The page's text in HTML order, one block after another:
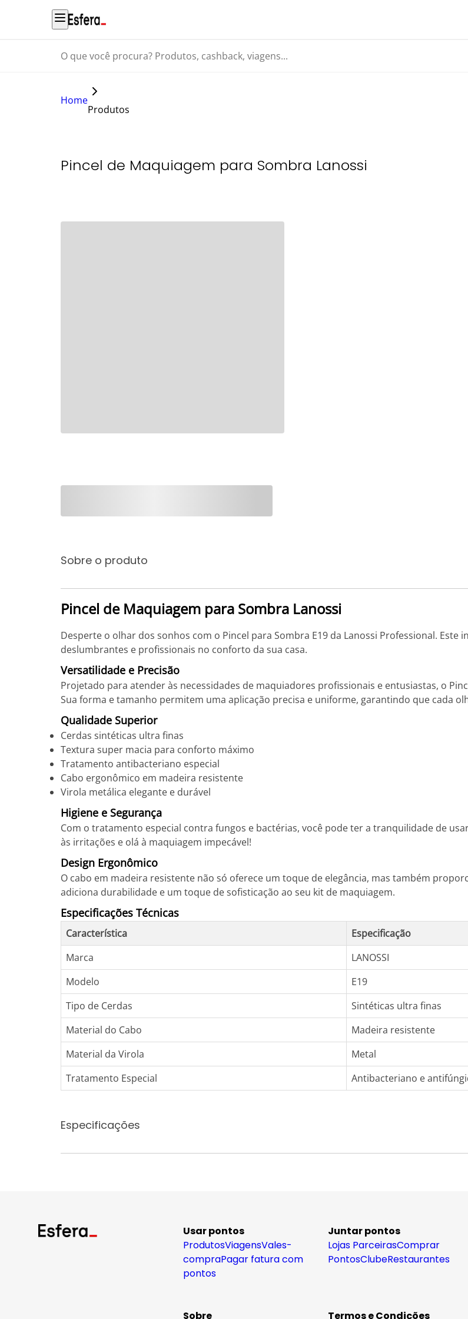
O que você procura? Produtos, cashback, viagens...
Home
Produtos
Pincel de Maquiagem para Sombra Lanossi
Sobre o produto
Pincel de Maquiagem para Sombra Lanossi
Desperte o olhar dos sonhos com o Pincel para Sombra E19 da Lanossi Professional. Este
deslumbrantes e profissionais no conforto da sua casa.
Versatilidade e Precisão
Projetado para atender às necessidades de maquiadores profissionais e entusiastas, o
Sua forma e tamanho permitem uma aplicação precisa e uniforme, garantindo que cada
Qualidade Superior
Cerdas sintéticas ultra finas
Textura super macia para conforto máximo
Tratamento antibacteriano especial
Cabo ergonômico em madeira resistente
Virola metálica elegante e durável
Higiene e Segurança
Com o tratamento especial contra fungos e bactérias, você pode ter a tranquilidade de
às irritações e olá à maquiagem impecável!
Design Ergonômico
O cabo em madeira resistente não só oferece um toque de elegância, mas também
adiciona durabilidade e um toque de sofisticação ao seu kit de maquiagem.
Especificações Técnicas
Característica
Especificação
Marca
LANOSSI
Modelo
E19
Tipo de Cerdas
Sintéticas ultra finas
Material do Cabo
Madeira resistente
Material da Virola
Metal
Tratamento Especial
Antibacteriano e
Especificações
Usar pontos
ProdutosViagensVales-
compraPagar fatura com
pontos
Juntar pontos
Lojas ParceirasComprar
PontosClubeRestaurantes
Sobre Termos e Condições